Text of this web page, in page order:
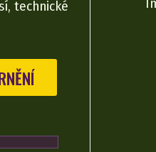
technické